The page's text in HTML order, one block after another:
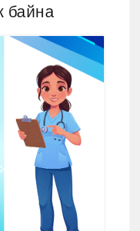
байна